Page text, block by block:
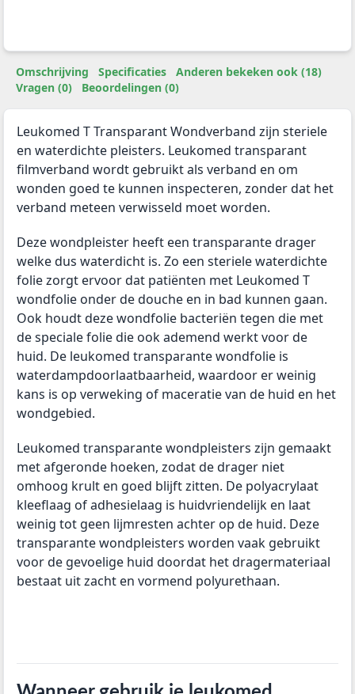
Omschrijving Specificaties
Anderen bekeken ook (18)
Vragen (0)
Beoordelingen (0)
Leukomed T Transparant Wondverband zijn steriele
en waterdichte pleisters. Leukomed transparant
filmverband wordt gebruikt als verband en om
wonden goed te kunnen inspecteren, zonder dat het
verband meteen verwisseld moet worden.
Deze wondpleister heeft een transparante drager
welke dus waterdicht is. Zo een steriele waterdichte
folie zorgt ervoor dat patiënten met Leukomed T
wondfolie onder de douche en in bad kunnen gaan.
Ook houdt deze wondfolie bacteriën tegen die met
de speciale folie die ook ademend werkt voor de
huid. De leukomed transparante wondfolie is
waterdampdoorlaatbaarheid, waardoor er weinig
kans is op verweking of maceratie van de huid en het
wondgebied.
Leukomed transparante wondpleisters zijn gemaakt
met afgeronde hoeken, zodat de drager niet
omhoog krult en goed blijft zitten. De polyacrylaat
kleeflaag of adhesielaag is huidvriendelijk en laat
weinig tot geen lijmresten achter op de huid. Deze
transparante wondpleisters worden vaak gebruikt
voor de gevoelige huid doordat het dragermateriaal
bestaat uit zacht en vormend polyurethaan.